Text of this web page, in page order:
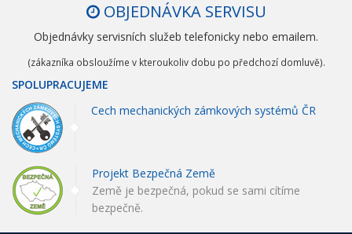
OBJEDNÁVKA SERVISU
Objednávky servisních služeb telefonicky nebo emailem.
(zákazníka obsloužíme v kteroukoliv dobu po předchozí domluvě).
SPOLUPRACUJEME
Cech mechanických zámkových systémů ČR
Projekt Bezpečná Země
Země je bezpečná, pokud se sami cítíme
bezpečně.